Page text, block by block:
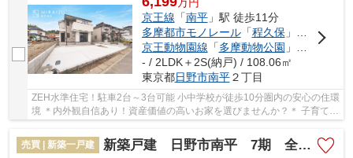
京王線 「南平」駅 徒歩11分
多摩都市モノレール「程久保」駅 徒歩21分
京王動物園線 「多摩動物公園 」駅 徒歩26分
- / 2LDK＋2S(納戸) / 108.06㎡
東京都日野市南平２丁目
ZEH水準住宅！駐車2台～3台可能 小中学校が徒歩10分圏内の安心の住環
境 ＊内外観自信あり！資産価値の高いお家を選びませんか？＊ 子育て施
設も近く小さいお子様と一緒にも安心して新...
売買 | 新築一戸建
新築戸建 日野市南平 7期 全2棟